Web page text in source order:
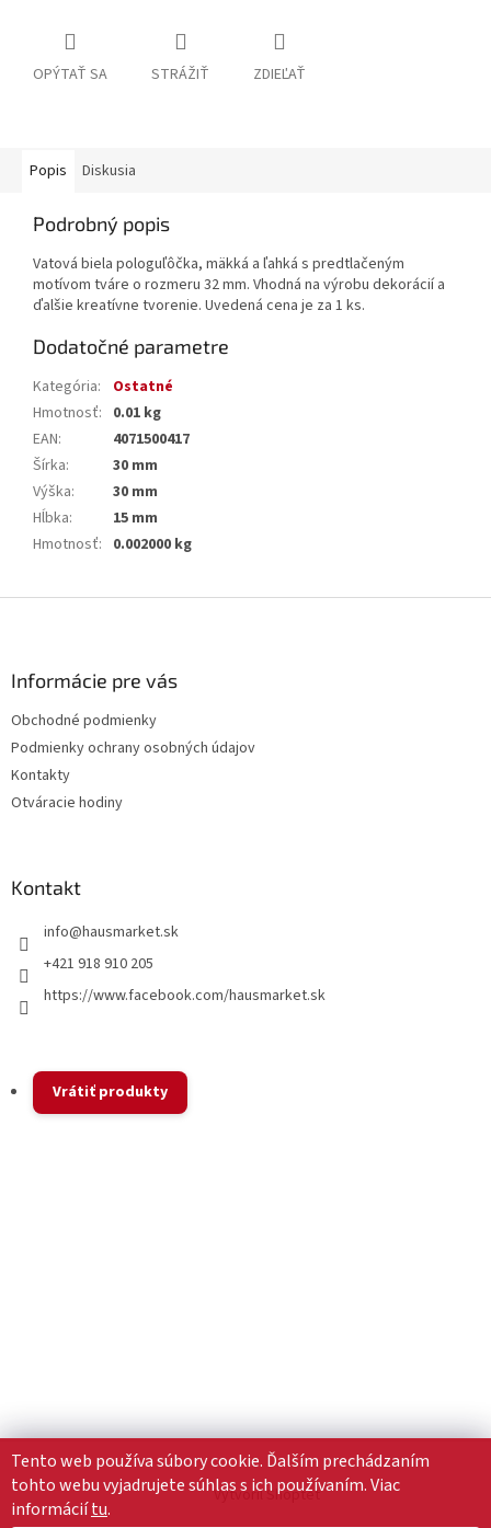
Tento web používa súbory cookie. Ďalším prechádzaním
tohto webu vyjadrujete súhlas s ich používaním. Viac
informáciítu.
OPÝTAŤ SA STRÁŽIŤ ZDIEĽAŤ
Popis Diskusia
Podrobný popis
Vatová biela pologuľôčka, mäkká a ľahká s predtlačeným
motívom tváre o rozmeru 32 mm. Vhodná na výrobu dekorácií a
ďalšie kreatívne tvorenie. Uvedená cena je za 1 ks.
Dodatočné parametre
Kategória:
Ostatné
Hmotnosť: 0.01 kg
EAN:
4071500417
Šírka:
30 mm
Výška:
30 mm
Hĺbka:
15 mm
Hmotnosť: 0.002000 kg
Informácie pre vás
Obchodné podmienky
Podmienky ochrany osobných údajov
Kontakty
Otváracie hodiny
Kontakt
info@hausmarket.sk
+421 918 910 205
https://www.facebook.com/hausmarket.sk
Vrátiť produkty
Vytvoril Shoptet